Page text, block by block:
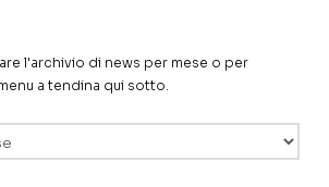
l'archivio di news per mese o per
a tendina qui sotto.